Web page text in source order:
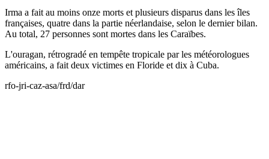
Irma a fait au moins onze morts et plusieurs disparus dans les îles
françaises, quatre dans la partie néerlandaise, selon le dernier bilan.
Au total, 27 personnes sont mortes dans les Caraïbes.
L'ouragan, rétrogradé en tempête tropicale par les météorologues
américains, a fait deux victimes en Floride et dix à Cuba.
rfo-jri-caz-asa/frd/dar